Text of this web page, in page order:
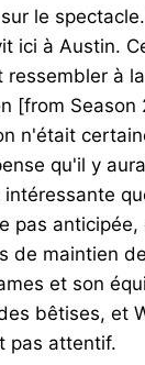
le
ici à Austin.
ressembler à
[from Season
n'était
qu'il y
pas anticipée,
de maintien
et son
bêtises, et
pas attentif.